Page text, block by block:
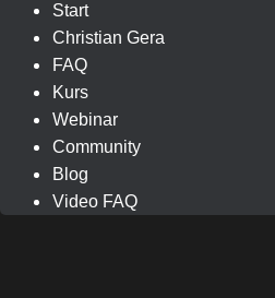
Start
Christian Gera
FAQ
Kurs
Webinar
Community
Blog
Video FAQ